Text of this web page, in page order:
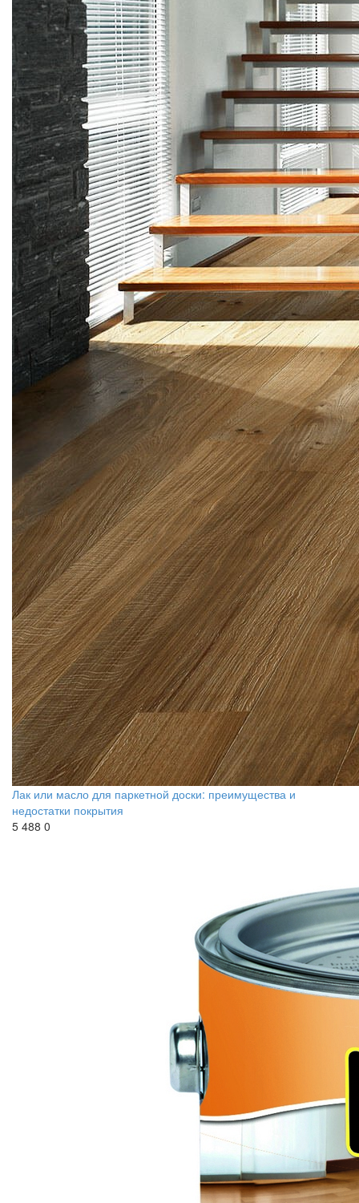
Лак или масло для паркетной доски: преимущества и
недостатки покрытия
5 488 0